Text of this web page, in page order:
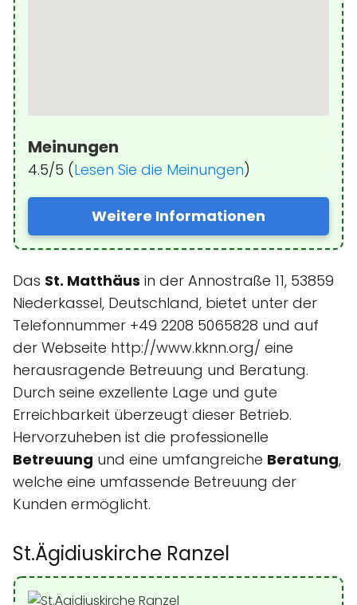
Meinungen
4.5/5 (Lesen Sie die Meinungen)
Weitere Informationen
Das St. Matthäus in der Annostraße 11, 53859
Niederkassel, Deutschland, bietet unter der
Telefonnummer +49 2208 5065828 und auf
der Webseite http://www.kknn.org/ eine
herausragende Betreuung und Beratung.
Durch seine exzellente Lage und gute
Erreichbarkeit überzeugt dieser Betrieb.
Hervorzuheben ist die professionelle
Betreuung und eine umfangreiche Beratung,
welche eine umfassende Betreuung der
Kunden ermöglicht.
St.Ägidiuskirche Ranzel